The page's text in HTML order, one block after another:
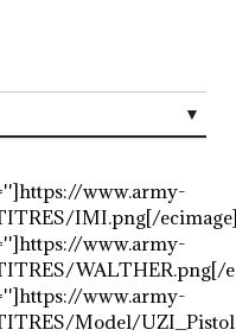
www.army-
IMI.png[/
www.army-
WALTHER.png[/
www.army-
Model/